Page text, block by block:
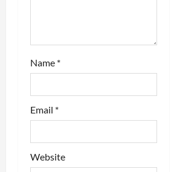
Name *
Email *
Website